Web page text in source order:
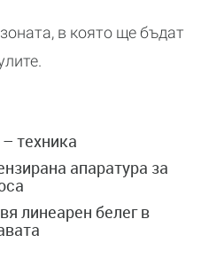
в която ще бъдат
техника
апаратура за
линеарен белег в